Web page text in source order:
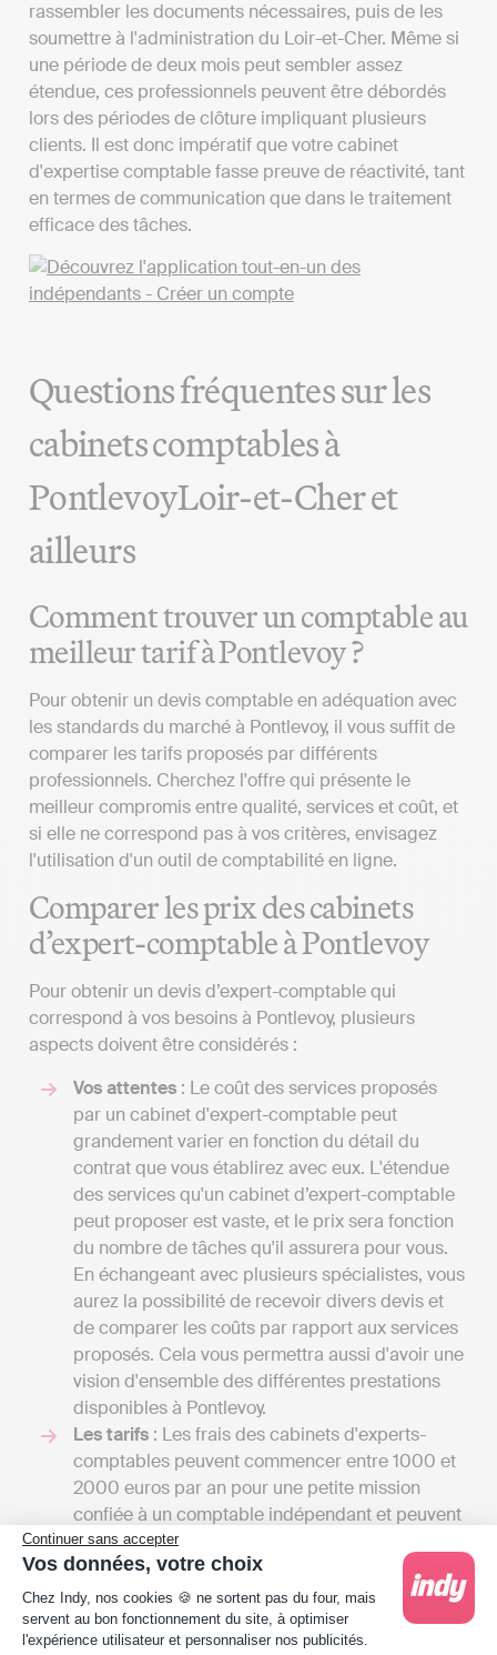
Continuer sans accepter
Vos données, votre choix
Plateforme de Gestion du Consentement :
Chez Indy, nos cookies 🍪 ne sortent pas du four, mais
servent au bon fonctionnement du site, à optimiser
l'expérience utilisateur et personnaliser nos publicités.
rassembler les documents nécessaires, puis de les
soumettre à l'administration du Loir-et-Cher. Même si
une période de deux mois peut sembler assez
étendue, ces professionnels peuvent être débordés
lors des périodes de clôture impliquant plusieurs
clients. Il est donc impératif que votre cabinet
d'expertise comptable fasse preuve de réactivité, tant
en termes de communication que dans le traitement
efficace des tâches.
Questions fréquentes sur les
cabinets comptables à
PontlevoyLoir-et-Cher et
ailleurs
Comment trouver un comptable au
meilleur tarif à Pontlevoy ?
Pour obtenir un devis comptable en adéquation avec
les standards du marché à Pontlevoy, il vous suffit de
comparer les tarifs proposés par différents
professionnels. Cherchez l'offre qui présente le
meilleur compromis entre qualité, services et coût, et
si elle ne correspond pas à vos critères, envisagez
l'utilisation d'un outil de comptabilité en ligne.
Comparer les prix des cabinets
d’expert-comptable à Pontlevoy
Pour obtenir un devis d’expert-comptable qui
correspond à vos besoins à Pontlevoy, plusieurs
aspects doivent être considérés :
Vos attentes : Le coût des services proposés
par un cabinet d'expert-comptable peut
grandement varier en fonction du détail du
contrat que vous établirez avec eux. L'étendue
des services qu'un cabinet d’expert-comptable
peut proposer est vaste, et le prix sera fonction
du nombre de tâches qu'il assurera pour vous.
En échangeant avec plusieurs spécialistes, vous
aurez la possibilité de recevoir divers devis et
de comparer les coûts par rapport aux services
proposés. Cela vous permettra aussi d'avoir une
vision d'ensemble des différentes prestations
disponibles à Pontlevoy.
Les tarifs : Les frais des cabinets d'experts-
comptables peuvent commencer entre 1000 et
2000 euros par an pour une petite mission
confiée à un comptable indépendant et peuvent
grimper jusqu'à plusieurs milliers d'euros si
votre entreprise requiert une comptabilité plus
élaborée, comprenant la gestion de la paie ou
l'établissement d’un budget prévisionnel. Avec
Indy, vous pouvez tenir votre comptabilité et